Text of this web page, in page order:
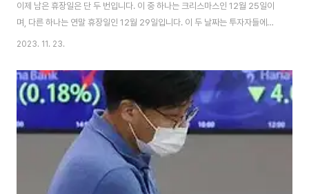
이제 남은 휴장일은 단 두 번입니다. 이 중 하나는 크리스마스인 12월 25일이
며, 다른 하나는 연말 휴장일인 12월 29일입니다. 이 두 날짜는 투자자들에게
중요한 시점이 될 수 있습니다. 크리스마스와 연말 휴장일의 투자 시장에 미치
미칩니다. 특히 연말에는 기업들의 연간 실적 집계와 이듬해 전망 발표가 집중
되기 때문에, 투자자들은 이 시기를 이용해 자신의 포트폴리오를 재조정하거나
새로운 투자 전략을 수립하기도 합니다. 휴장일 전후의 주의사항 휴장일 전후
로는 시장의 변동성이 증가할 수 있습니다. 많은 투자자들이 연말을 맞아 자산
을 재배치하거나, 세제..
2023. 11. 23.